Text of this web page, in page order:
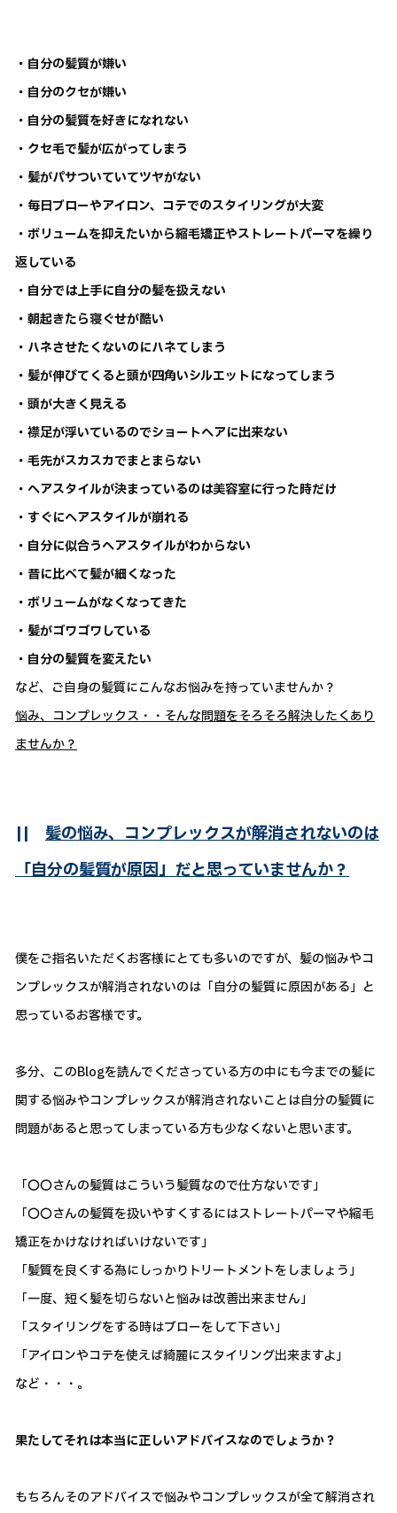
・自分の髪質が嫌い
・自分のクセが嫌い
・自分の髪質を好きになれない
・クセ毛で髪が広がってしまう
・髪がパサついていてツヤがない
・毎日ブローやアイロン、コテでのスタイリングが大変
・ボリュームを抑えたいから縮毛矯正やストレートパーマを繰り
返している
・自分では上手に自分の髪を扱えない
・朝起きたら寝ぐせが酷い
・ハネさせたくないのにハネてしまう
・髪が伸びてくると頭が四角いシルエットになってしまう
・頭が大きく見える
・襟足が浮いているのでショートヘアに出来ない
・毛先がスカスカでまとまらない
・ヘアスタイルが決まっているのは美容室に行った時だけ
・すぐにヘアスタイルが崩れる
・自分に似合うヘアスタイルがわからない
・昔に比べて髪が細くなった
・ボリュームがなくなってきた
・髪がゴワゴワしている
・自分の髪質を変えたい
など、ご自身の髪質にこんなお悩みを持っていませんか？
悩み、コンプレックス・・そんな問題をそろそろ解決したくあり
ませんか？
|| 髪の悩み、コンプレックスが解消されないのは
「自分の髪質が原因」だと思っていませんか？
僕をご指名いただくお客様にとても多いのですが、髪の悩みやコ
ンプレックスが解消されないのは「自分の髪質に原因がある」と
思っているお客様です。
多分、このBlogを読んでくださっている方の中にも今までの髪に
関する悩みやコンプレックスが解消されないことは自分の髪質に
問題があると思ってしまっている方も少なくないと思います。
「〇〇さんの髪質はこういう髪質なので仕方ないです」
「〇〇さんの髪質を扱いやすくするにはストレートパーマや縮毛
矯正をかけなければいけないです」
「髪質を良くする為にしっかりトリートメントをしましょう」
「一度、短く髪を切らないと悩みは改善出来ません」
「スタイリングをする時はブローをして下さい」
「アイロンやコテを使えば綺麗にスタイリング出来ますよ」
など・・・。
果たしてそれは本当に正しいアドバイスなのでしょうか？
もちろんそのアドバイスで悩みやコンプレックスが全て解消され